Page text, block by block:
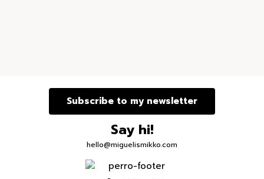
Subscribe to my newsletter
Say hi!
hello@miguelismikko.com